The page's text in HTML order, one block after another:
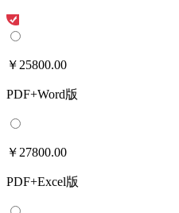
￥25800.00
PDF+Word版
￥27800.00
PDF+Excel版